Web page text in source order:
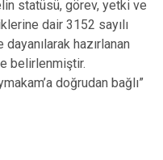
Güngören
Kadıköy
Kağıthane
statüsü, görev, yetki ve
dair 3152 sayılı
hazırlanan
belirlenmiştir.
doğrudan bağlı”